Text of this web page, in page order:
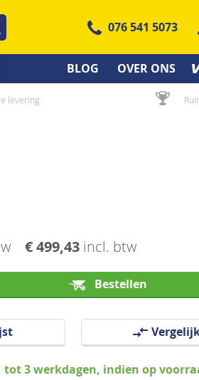
076 541 5073
BLOG OVER ONS
levering
€ 499,43 incl. btw
Bestellen
tot 3 werkdagen, indien op